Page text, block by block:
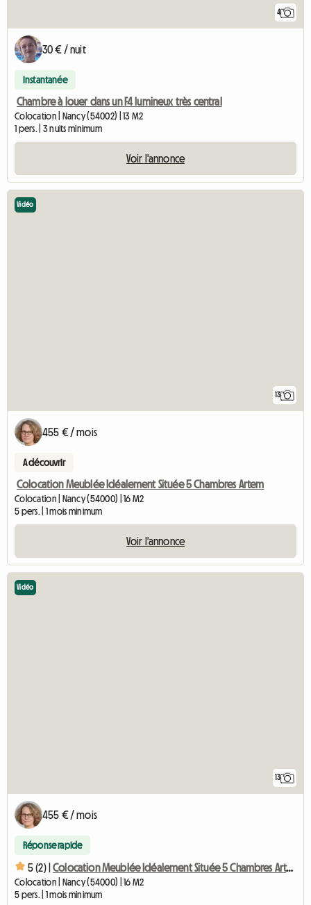
4
30 € / nuit
Instantanée
Chambre à louer dans un F4 lumineux très central
Colocation | Nancy (54002) | 13 M2
1 pers. | 3 nuits minimum
Voir l'annonce
13
Vidéo
455 € / mois
A découvrir
Colocation Meublée Idéalement Située 5 Chambres Artem
Colocation | Nancy (54000) | 16 M2
5 pers. | 1 mois minimum
Voir l'annonce
13
Vidéo
455 € / mois
Réponse rapide
5 (2) | Colocation Meublée Idéalement Située 5 Chambres Artem
Colocation | Nancy (54000) | 16 M2
5 pers. | 1 mois minimum